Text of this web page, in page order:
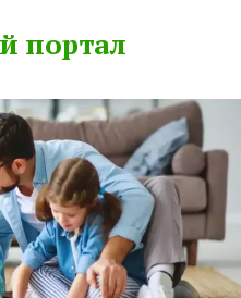
портал